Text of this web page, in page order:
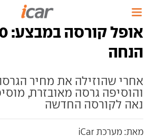
הנחה
אחרי שהוזילה את מחיר
והוסיפה גרסה מאובזרת,
נאה לקורסה החדשה
מאת: מערכת iCar